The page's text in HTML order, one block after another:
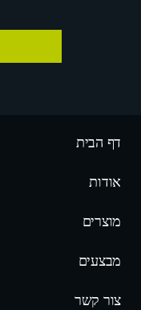
דף הבית
אודות
מוצרים
מבצעים
צור קשר